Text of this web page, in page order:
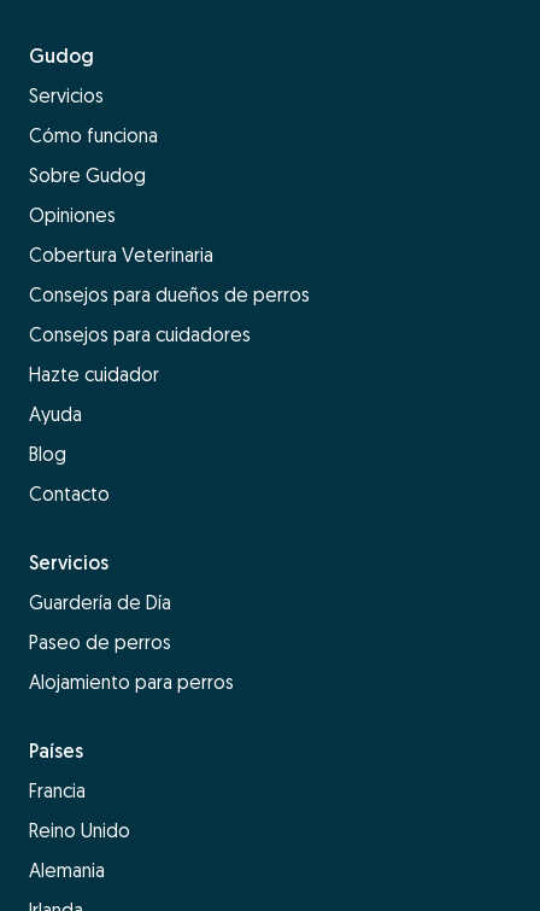
Gudog
Servicios
Cómo funciona
Sobre Gudog
Opiniones
Cobertura Veterinaria
Consejos para dueños de perros
Consejos para cuidadores
Hazte cuidador
Ayuda
Blog
Contacto
Servicios
Guardería de Día
Paseo de perros
Alojamiento para perros
Países
Francia
Reino Unido
Alemania